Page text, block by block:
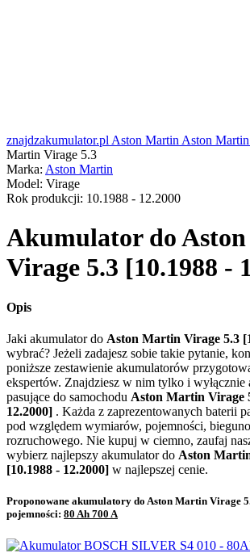
znajdzakumulator.pl Aston Martin Aston
Martin Virage 5.3
Marka: Aston Martin
Model: Virage
Rok produkcji: 10.1988 - 12.2000
Akumulator do
Virage 5.3 [10.1988 -
Opis
Jaki akumulator do Aston Martin Virage 5.3
wybrać? Jeżeli zadajesz sobie takie pytanie,
poniższe zestawienie akumulatorów
ekspertów. Znajdziesz w nim tylko i wyłącznie
pasujące do samochodu Aston Martin Virage
12.2000] . Każda z zaprezentowanych baterii
pod względem wymiarów, pojemności,
rozruchowego. Nie kupuj w ciemno, zaufaj
wybierz najlepszy akumulator do Aston
[10.1988 - 12.2000] w najlepszej cenie.
Proponowane akumulatory do Aston Martin Virage
pojemności: 80 Ah 700 A